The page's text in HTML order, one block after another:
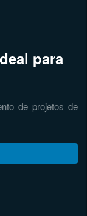
para
de projetos de